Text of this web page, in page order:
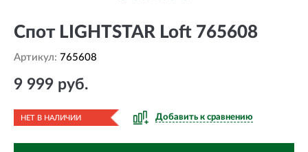
Спот LIGHTSTAR Loft 765608
Артикул: 765608
9 999 руб.
НЕТ В НАЛИЧИИ Добавить к сравнению